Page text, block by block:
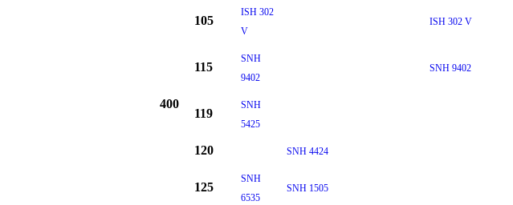
105
ISH 302
V
ISH 302 V
400
115
SNH
9402
SNH 9402
119
SNH
5425
120 SNH 4424
125
SNH
6535
SNH 1505